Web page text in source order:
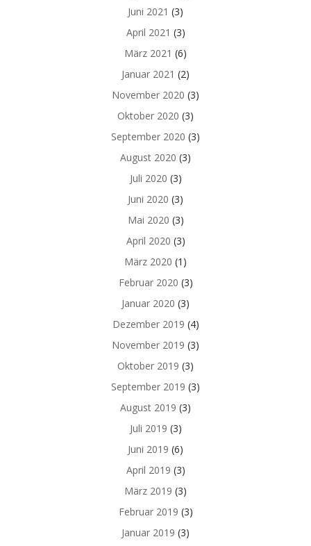
Juni 2021 (3)
April 2021 (3)
März 2021 (6)
Januar 2021 (2)
November 2020 (3)
Oktober 2020 (3)
September 2020 (3)
August 2020 (3)
Juli 2020 (3)
Juni 2020 (3)
Mai 2020 (3)
April 2020 (3)
März 2020 (1)
Februar 2020 (3)
Januar 2020 (3)
Dezember 2019 (4)
November 2019 (3)
Oktober 2019 (3)
September 2019 (3)
August 2019 (3)
Juli 2019 (3)
Juni 2019 (6)
April 2019 (3)
März 2019 (3)
Februar 2019 (3)
Januar 2019 (3)